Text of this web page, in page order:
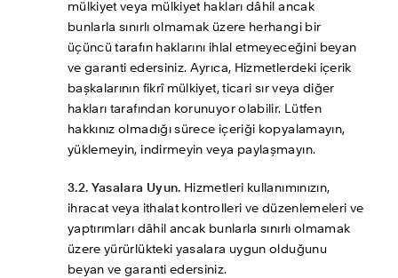
mülkiyet veya mülkiyet hakları dâhil ancak
bunlarla sınırlı olmamak üzere herhangi bir
üçüncü tarafın haklarını ihlal etmeyeceğini beyan
ve garanti edersiniz. Ayrıca, Hizmetlerdeki içerik
başkalarının fikrî mülkiyet, ticari sır veya diğer
hakları tarafından korunuyor olabilir. Lütfen
hakkınız olmadığı sürece içeriği kopyalamayın,
yüklemeyin, indirmeyin veya paylaşmayın.
3.2. Yasalara Uyun. Hizmetleri kullanımınızın,
ihracat veya ithalat kontrolleri ve düzenlemeleri ve
yaptırımları dâhil ancak bunlarla sınırlı olmamak
üzere yürürlükteki yasalara uygun olduğunu
beyan ve garanti edersiniz.